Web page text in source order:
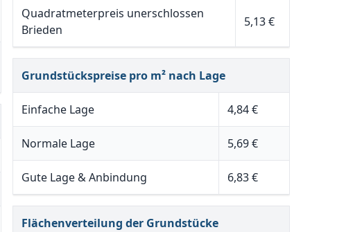
Quadratmeterpreis unerschlossen
Brieden
5,13 €
Grundstückspreise pro m² nach Lage
Einfache Lage 4,84 €
Normale Lage 5,69 €
Gute Lage & Anbindung 6,83 €
Flächenverteilung der Grundstücke